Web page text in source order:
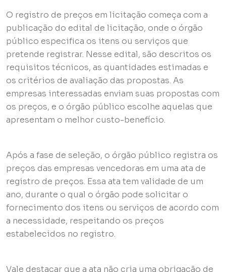
O registro de preços em licitação começa com a
publicação do edital de licitação, onde o órgão
público especifica os itens ou serviços que
pretende registrar. Nesse edital, são descritos os
requisitos técnicos, as quantidades estimadas e
os critérios de avaliação das propostas. As
empresas interessadas enviam suas propostas com
os preços, e o órgão público escolhe aquelas que
apresentam o melhor custo-benefício.
Após a fase de seleção, o órgão público registra os
preços das empresas vencedoras em uma ata de
registro de preços. Essa ata tem validade de um
ano, durante o qual o órgão pode solicitar o
fornecimento dos itens ou serviços de acordo com
a necessidade, respeitando os preços
estabelecidos no registro.
Vale destacar que a ata não cria uma obrigação de